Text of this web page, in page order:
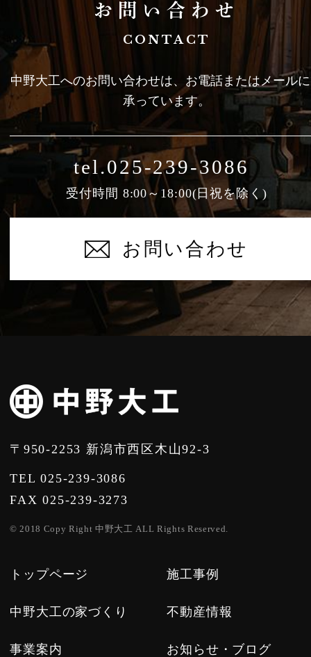
お問い合わせ
CONTACT
中野大工へのお問い合わせは、お電話またはメール
承っています。
tel.025-239-3086
受付時間 8:00～18:00(日祝を除く)
お問い合わせ
〒950-2253 新潟市西区木山92-3
TEL 025-239-3086
FAX 025-239-3273
© 2018 Copy Right 中野大工 ALL Rights Reserved.
トップページ 施工事例
中野大工の家づくり 不動産情報
事業案内 お知らせ・ブログ